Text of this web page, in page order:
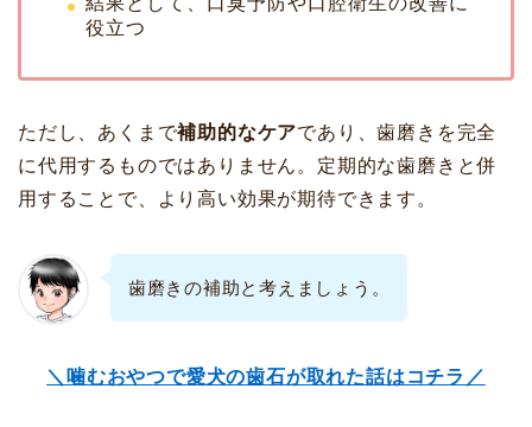
役立つ
ただし、あくまで補助的なケアであり、歯磨きを完全
に代用するものではありません。定期的な歯磨きと併
用することで、より高い効果が期待できます。
歯磨きの補助と考えましょう。
＼噛むおやつで愛犬の歯石が取れた話はコチラ／